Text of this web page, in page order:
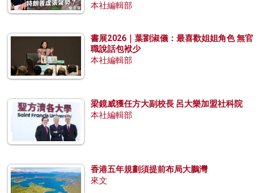
本社編輯部
書展2026｜葉劉淑儀：最喜歡姐姐角色 無官
職說話包袱少
本社編輯部
梁鏡威獲任方大副校長 呂大樂加盟社科院
本社編輯部
香港五年規劃須提前布局大鵬灣
來文